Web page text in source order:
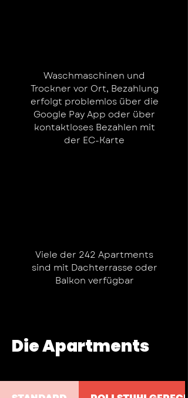
Waschmaschinen und
Trockner vor Ort, Bezahlung
erfolgt problemlos über die
Google Pay App oder über
kontaktloses Bezahlen mit
der EC-Karte
Viele der 242 Apartments
sind mit Dachterrasse oder
Balkon verfügbar
Die Apartments